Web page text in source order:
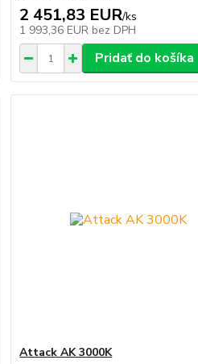
2 451,83 EUR/ks
1 993,36 EUR bez DPH
Pridať do košíka
Attack AK 3000K